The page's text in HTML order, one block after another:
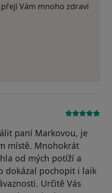
Vám mnoho zdraví
paní Markovou, je
místě. Mnohokrát
od mých potíží a
dokázal pochopit i laik
Určitě Vás